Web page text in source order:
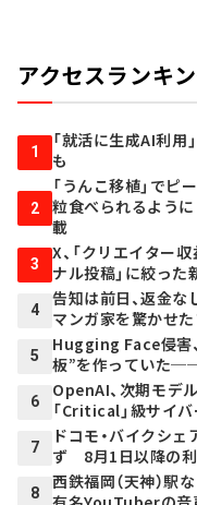
アクセスランキ
1
「就活に生成AI利
も
2
「うんこ移植」でピ
粒食べられるよう
載
3
X、「クリエイター
ナル投稿」に絞っ
4
告知は前日、返金
マンガ家を驚かせ
5
Hugging Face侵害
板”を作っていた
6
OpenAI、次期モデ
「Critical」級サイ
7
ドコモ・バイクシ
ず 8月1日以降の利
8
西鉄福岡（天神）